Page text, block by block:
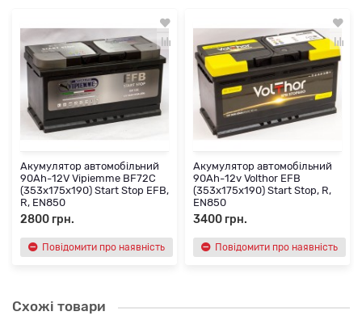
Акумулятор автомобільний
90Ah-12V Vipiemme BF72C
(353х175х190) Start Stop EFB,
R, EN850
2800 грн.
Повідомити про наявність
Акумулятор автомобільний
90Ah-12v Volthor EFB
(353х175х190) Start Stop, R,
EN850
3400 грн.
Повідомити про наявність
Схожі товари